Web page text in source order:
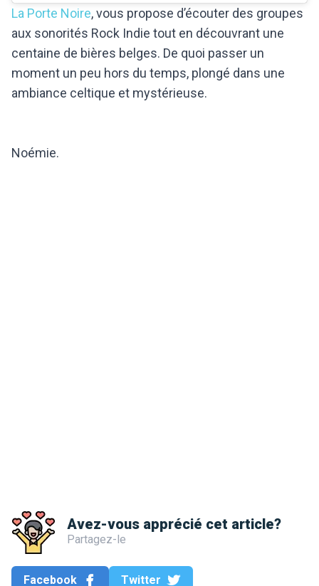
La Porte Noire, vous propose d’écouter des groupes
aux sonorités Rock Indie tout en découvrant une
centaine de bières belges. De quoi passer un
moment un peu hors du temps, plongé dans une
ambiance celtique et mystérieuse.
Noémie.
Avez-vous apprécié cet article?
Partagez-le
Facebook Twitter